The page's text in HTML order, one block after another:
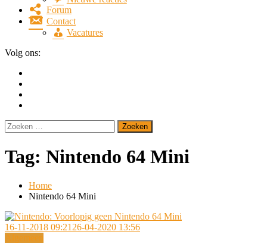
Forum
Contact
Vacatures
Volg ons:
Zoeken
naar:
Tag: Nintendo 64 Mini
Home
Nintendo 64 Mini
16-11-2018 09:21 26-04-2020 13:56
Algemeen